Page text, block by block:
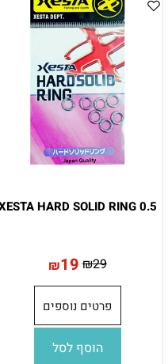
XESTA HARD SOLID RING 0.5
₪29
₪19
פרטים נוספים
הוסף לסל